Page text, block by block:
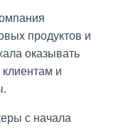
продуктов и
оказывать
и
с начала